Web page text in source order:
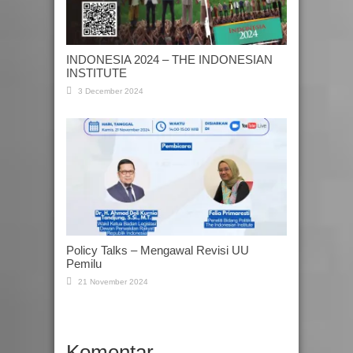
INDONESIA 2024 – THE INDONESIAN
INSTITUTE
3 December 2024
Policy Talks – Mengawal Revisi UU
Pemilu
21 November 2024